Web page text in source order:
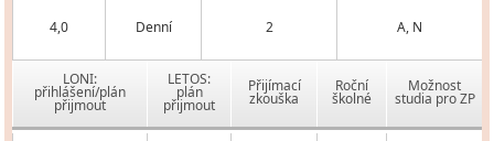
4,0 Denní 2 A, N
LONI:
přihlášení/plán
přijmout
LETOS:
plán
přijmout
Přijímací
zkouška
Roční
školné
Možnost
studia pro ZP